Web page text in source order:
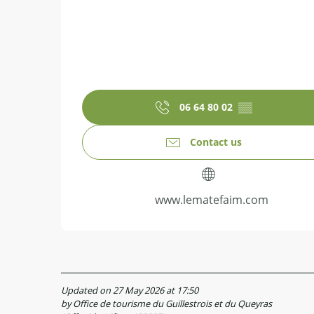
06 64 80 02 ▒▒
Contact us
www.lematefaim.com
Updated on 27 May 2026 at 17:50
by Office de tourisme du Guillestrois et du Queyras